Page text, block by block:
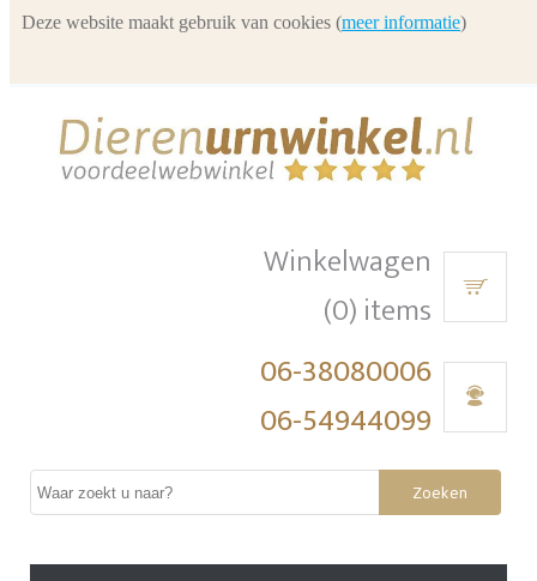
Winkelwagen
(0) items
06-38080006
06-54944099
Zoeken
Deze website maakt gebruik van cookies (meer informatie)